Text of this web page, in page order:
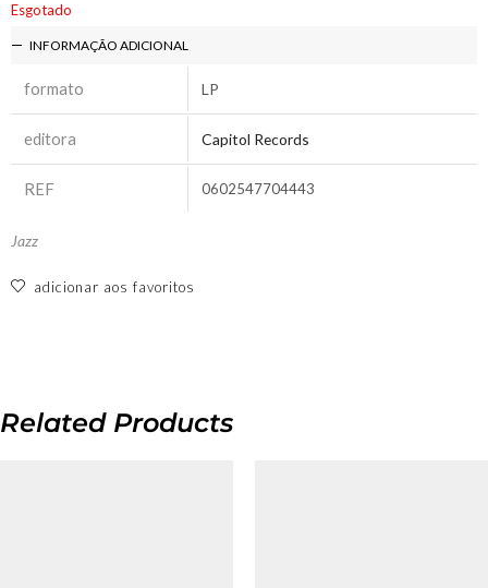
Esgotado
INFORMAÇÃO ADICIONAL
formato LP
editora Capitol Records
REF 0602547704443
Jazz
adicionar aos favoritos
Related Products